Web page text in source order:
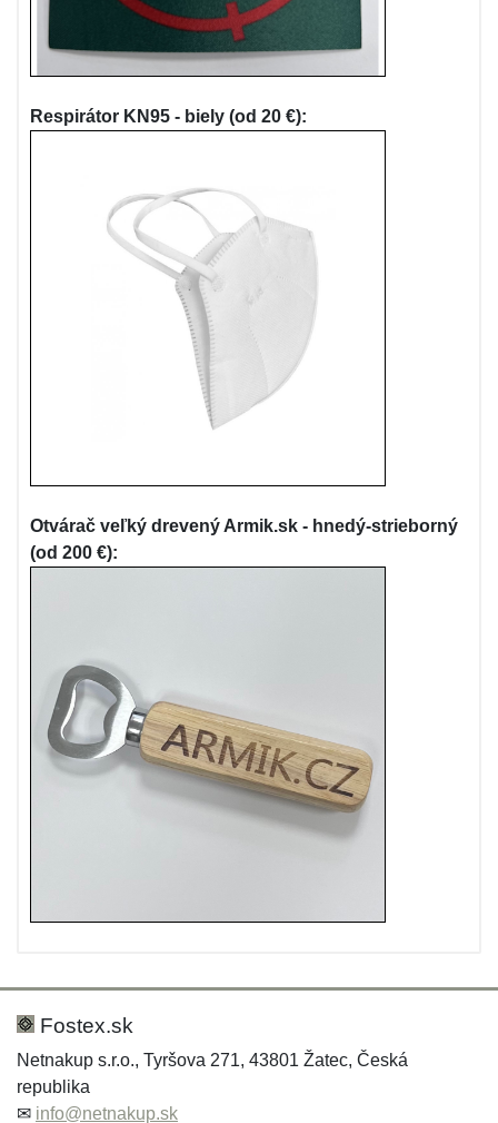
Respirátor KN95 - biely (od 20 €):
Otvárač veľký drevený Armik.sk - hnedý-strieborný
(od 200 €):
Fostex.sk
Netnakup s.r.o., Tyršova 271, 43801 Žatec, Česká
republika
✉ info@netnakup.sk